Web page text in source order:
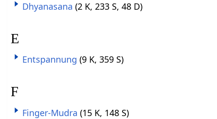
Dhyanasana (2 K, 233 S, 48 D)
E
Entspannung (9 K, 359 S)
F
Finger-Mudra (15 K, 148 S)